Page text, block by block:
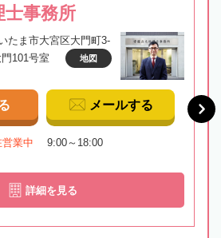
士事務所
たま市大宮区大門町3-
101号室
地図
メールする
業中 9:00～18:00
詳細を見る